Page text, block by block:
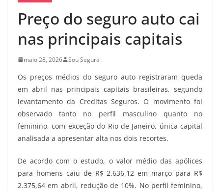
Preço do seguro auto cai
nas principais capitais
maio 28, 2026 Sou Segura
Os preços médios do seguro auto registraram queda
em abril nas principais capitais brasileiras, segundo
levantamento da Creditas Seguros. O movimento foi
observado tanto no perfil masculino quanto no
feminino, com exceção do Rio de Janeiro, única capital
analisada a apresentar alta nos dois recortes.
De acordo com o estudo, o valor médio das apólices
para homens caiu de R$ 2.636,12 em março para R$
2.375,64 em abril, redução de 10%. No perfil feminino,